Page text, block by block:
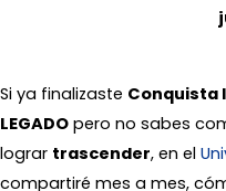
Si ya finalizaste Conquista
LEGADO pero no sabes
lograr trascender, en el
compartiré mes a mes,